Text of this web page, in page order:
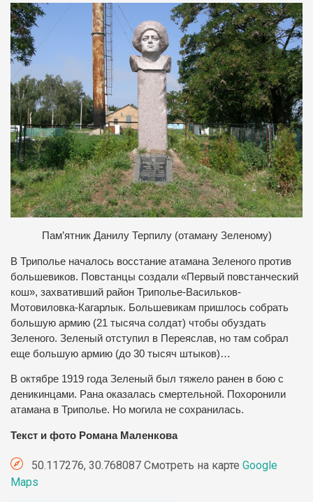
Пам’ятник Данилу Терпилу (отаману Зеленому)
В Триполье началось восстание атамана Зеленого против
большевиков. Повстанцы создали «Первый повстанческий
кош», захвативший район Триполье-Васильков-
Мотовиловка-Кагарлык. Большевикам пришлось собрать
большую армию (21 тысяча солдат) чтобы обуздать
Зеленого. Зеленый отступил в Переяслав, но там собрал
еще большую армию (до 30 тысяч штыков)…
В октябре 1919 года Зеленый был тяжело ранен в бою с
деникинцами. Рана оказалась смертельной. Похоронили
атамана в Триполье. Но могила не сохранилась.
Текст и фото Романа Маленкова
50.117276, 30.768087 Смотреть на карте Google
Maps